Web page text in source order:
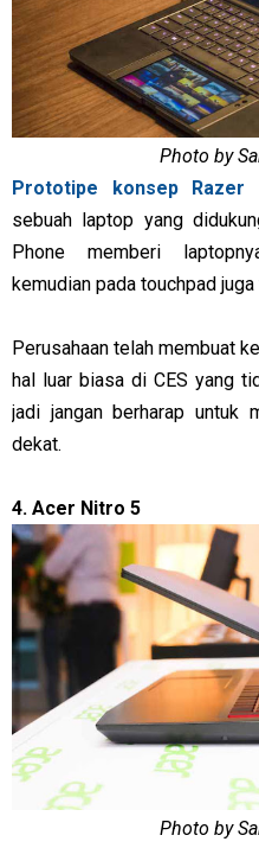
Photo by
Prototipe konsep Razer
sebuah laptop yang
Phone memberi
kemudian pada touchpad
Perusahaan telah membuat
hal luar biasa di CES yang
jadi jangan berharap untuk
dekat.
4. Acer Nitro 5
Photo by